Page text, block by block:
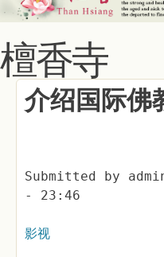
檀香寺
介绍国际佛
Submitted by
- 23:46
影视